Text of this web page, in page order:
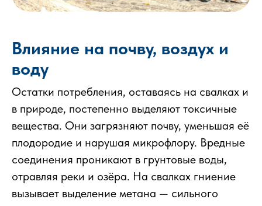
Влияние на почву, воздух и
воду
Остатки потребления, оставаясь на свалках и
в природе, постепенно выделяют токсичные
вещества. Они загрязняют почву, уменьшая её
плодородие и нарушая микрофлору. Вредные
соединения проникают в грунтовые воды,
отравляя реки и озёра. На свалках гниение
вызывает выделение метана — сильного